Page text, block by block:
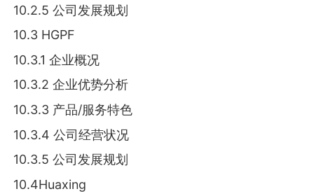
10.2.5 公司发展规划
10.3 HGPF
10.3.1 企业概况
10.3.2 企业优势分析
10.3.3 产品/服务特色
10.3.4 公司经营状况
10.3.5 公司发展规划
10.4Huaxing